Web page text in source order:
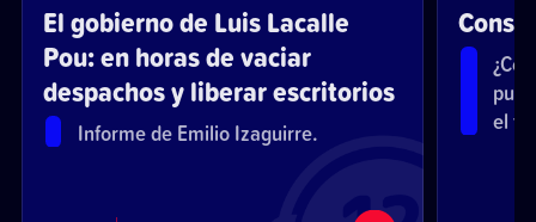
El gobierno de Luis Lacalle
Pou: en horas de vaciar
despachos y liberar escritorios
Informe de Emilio Izaguirre.
el